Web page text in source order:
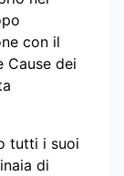
con il
Cause dei
tutti i suoi
di